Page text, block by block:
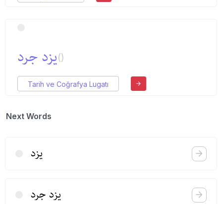
یزد جرد()
Tarih ve Coğrafya Lugatı
Next Words
یزد
یزد جرد